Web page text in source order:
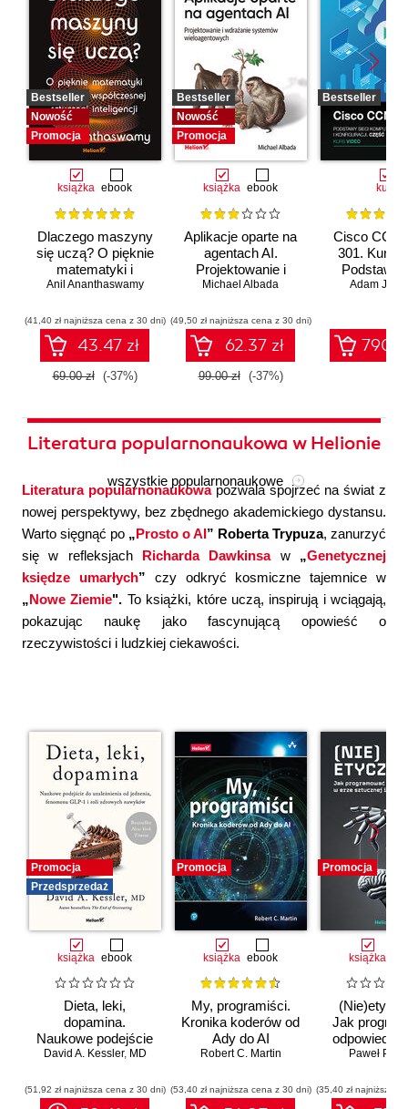
Bestseller
Nowość
Promocja
książka ebook
Dlaczego maszyny
się uczą? O pięknie
matematyki i
działaniu
sztucznej
Anil Ananthaswamy
(41,40 zł najniższa cena z 30 dni)
43.47 zł
69.00 zł (-37%)
Bestseller
Nowość
Promocja
książka ebook
Aplikacje oparte na
agentach AI.
Projektowanie i
wdrażanie
wieloagentowych
Michael Albada
(49,50 zł najniższa cena z 30 dni)
62.37 zł
99.00 zł (-37%)
Bestseller
kurs
Cisco
301. Kurs
Podstawy
Adam
Literatura popularnonaukowa w Helionie
Literatura popularnonaukowapozwala spojrzeć na świat z
nowej perspektywy, bez zbędnego akademickiego dystansu.
Warto sięgnąć po „Prosto o AI” Roberta Trypuza, zanurzyć
się w refleksjach Richarda Dawkinsaw „Genetycznej
księdze umarłych” czy odkryć kosmiczne tajemnice w
„Nowe Ziemie". To książki, które uczą, inspirują i wciągają,
pokazując naukę jako fascynującą opowieść o
rzeczywistości i ludzkiej ciekawości.
wszystkie popularnonaukowe
Promocja
Przedsprzedaż
książka ebook
Dieta, leki,
dopamina.
Naukowe podejście
do uzależnienia od
GLP-1 i roli
zdrowych nawyków
David A. Kessler, MD
(51,92 zł najniższa cena z 30 dni)
Promocja
książka ebook
My, programiści.
Kronika koderów od
Ady do AI
Robert C. Martin
(53,40 zł najniższa cena z 30 dni)
Promocja
książka
Jak
erze
Paweł
(35,40 zł najniższa